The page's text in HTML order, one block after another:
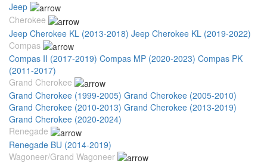
Jeep
Cherokee
Jeep Cherokee KL (2013-2018) Jeep Cherokee KL (2019-2022)
Compas
Compas II (2017-2019) Compas MP (2020-2023) Compas PK
(2011-2017)
Grand Cherokee
Grand Cherokee (1999-2005) Grand Cherokee (2005-2010)
Grand Cherokee (2010-2013) Grand Cherokee (2013-2019)
Grand Cherokee (2020-2024)
Renegade
Renegade BU (2014-2019)
Wagoneer/Grand Wagoneer